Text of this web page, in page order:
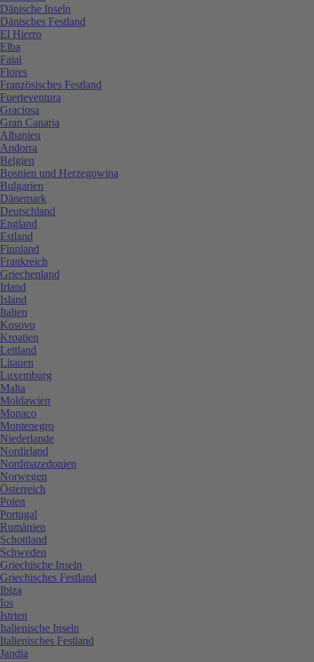
Dänische Inseln
Dänisches Festland
El Hierro
Elba
Faial
Flores
Französisches Festland
Fuerteventura
Graciosa
Gran Canaria
Albanien
Andorra
Belgien
Bosnien und Herzegowina
Bulgarien
Dänemark
Deutschland
England
Estland
Finnland
Frankreich
Griechenland
Irland
Island
Italien
Kosovo
Kroatien
Lettland
Litauen
Luxemburg
Malta
Moldawien
Monaco
Montenegro
Niederlande
Nordirland
Nordmazedonien
Norwegen
Österreich
Polen
Portugal
Rumänien
Schottland
Schweden
Griechische Inseln
Griechisches Festland
Ibiza
Ios
Istrien
Italienische Inseln
Italienisches Festland
Jandia